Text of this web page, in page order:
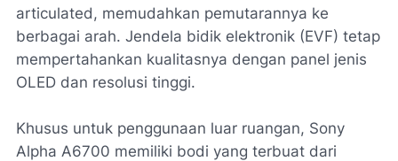
articulated, memudahkan pemutarannya ke
berbagai arah. Jendela bidik elektronik (EVF) tetap
mempertahankan kualitasnya dengan panel jenis
OLED dan resolusi tinggi.
Khusus untuk penggunaan luar ruangan, Sony
Alpha A6700 memiliki bodi yang terbuat dari